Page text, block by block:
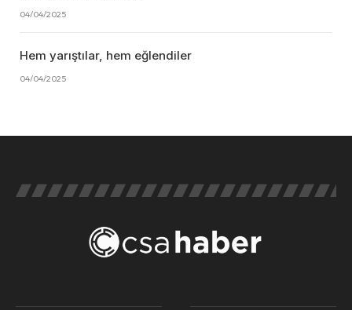
04/04/2025
Hem yarıştılar, hem eğlendiler
04/04/2025